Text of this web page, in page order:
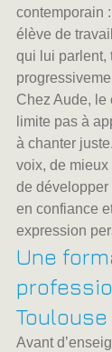
contemporain
élève de
qui lui parlent,
Chez Aude, le
limite pas à
à chanter
voix, de mieux
de développer
en confiance
expression
Une
Toulouse
Avant